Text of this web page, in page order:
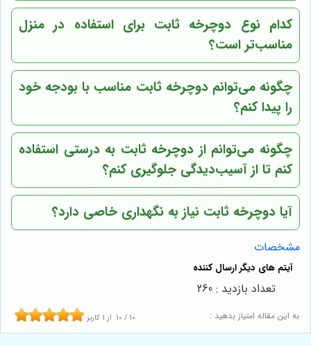
کدام نوع دوچرخه ثابت برای استفاده در منزل
مناسب‌تر است؟
چگونه می‌توانم دوچرخه ثابت مناسب با بودجه خود
را پیدا کنم؟
چگونه می‌توانم از دوچرخه ثابت به درستی استفاده
کنم تا از آسیب‌دیدگی جلوگیری کنم؟
آیا دوچرخه ثابت نیاز به نگهداری خاصی دارد؟
مشخصات
به این مقاله امتیاز بدهید : 10 / 10 از 1 کاربر
تعداد بازدید : 260